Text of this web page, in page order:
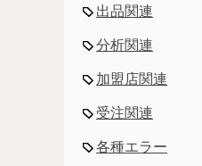
出品関連
分析関連
加盟店関連
受注関連
各種エラー